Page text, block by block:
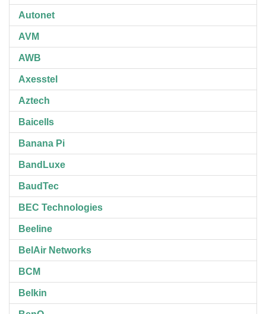
Autonet
AVM
AWB
Axesstel
Aztech
Baicells
Banana Pi
BandLuxe
BaudTec
BEC Technologies
Beeline
BelAir Networks
BCM
Belkin